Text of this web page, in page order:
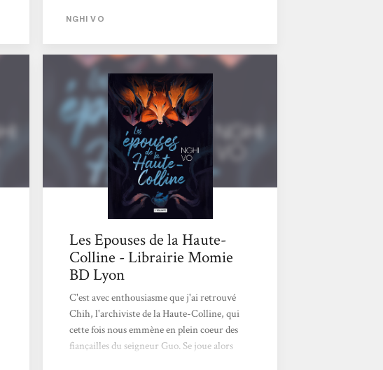
décors colorés et vivants, les personnages
fascinants qu’il rencontre. Elle se promène
dans ces lieux tantôt enchanteurs, tantôt
inquiétants, fidèle à son péché mignon, la
gourmandise,...
NGHI VO
Les Epouses de la Haute-
Colline - Librairie Momie
BD Lyon
C'est avec enthousiasme que j'ai retrouvé
Chih, l'archiviste de la Haute-Colline, qui
cette fois nous emmène en plein coeur des
fiançailles du seigneur Guo. Se joue alors